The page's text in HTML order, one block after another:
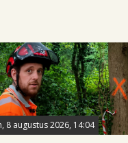
8 augustus 2026, 14:04